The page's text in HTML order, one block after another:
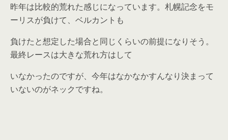
昨年は比較的荒れた感じになっています。札幌記念をモ
ーリスが負けて、ベルカントも
負けたと想定した場合と同じくらいの前提になりそう。
最終レースは大きな荒れ方はして
いなかったのですが、今年はなかなかすんなり決まって
いないのがネックですね。